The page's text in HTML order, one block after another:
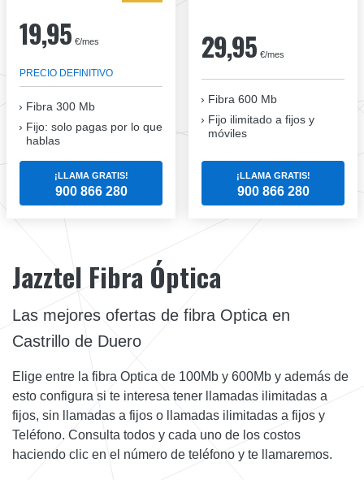
19,95 €/mes
PRECIO DEFINITIVO
Fibra 300 Mb
Fijo: solo pagas por lo que
hablas
¡LLAMA GRATIS!
900 866 280
29,95 €/mes
Fibra 600 Mb
Fijo ilimitado a fijos y
móviles
¡LLAMA GRATIS!
900 866 280
Jazztel Fibra Óptica
Las mejores ofertas de fibra Optica en
Castrillo de Duero
Elige entre la fibra Optica de 100Mb y 600Mb y además de
esto configura si te interesa tener llamadas ilimitadas a
fijos, sin llamadas a fijos o llamadas ilimitadas a fijos y
Teléfono. Consulta todos y cada uno de los costos
haciendo clic en el número de teléfono y te llamaremos.